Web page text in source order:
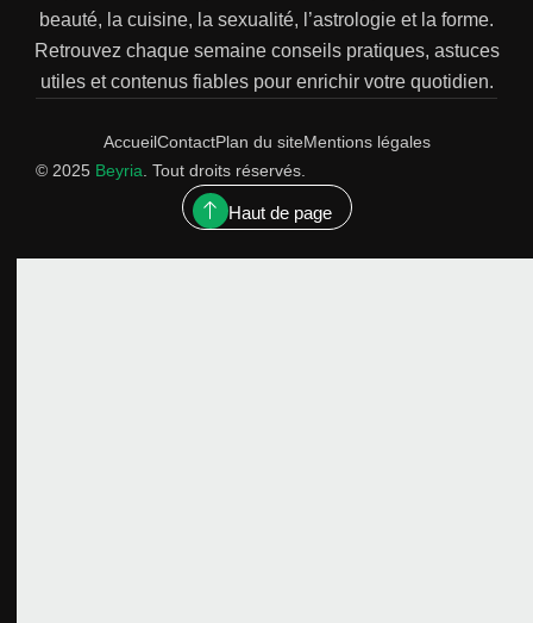
beauté, la cuisine, la sexualité, l’astrologie et la forme.
Retrouvez chaque semaine conseils pratiques, astuces
utiles et contenus fiables pour enrichir votre quotidien.
© 2025 Beyria . Tout droits réservés.
AccueilContactPlan du siteMentions légales
Haut de page